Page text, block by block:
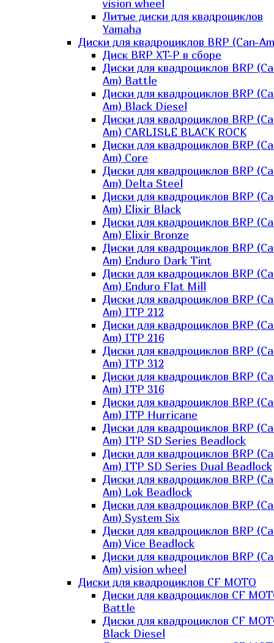
vision wheel
Литые диски для квадроциклов
Yamaha
Диски для квадроциклов BRP (Can-
Диск BRP XT-P в сборе
Диски для квадроциклов BRP
Am) Battle
Диски для квадроциклов BRP
Am) Black Diesel
Диски для квадроциклов BRP
Am) CARLISLE BLACK ROCK
Диски для квадроциклов BRP
Am) Core
Диски для квадроциклов BRP
Am) Delta Steel
Диски для квадроциклов BRP
Am) Elixir Black
Диски для квадроциклов BRP
Am) Elixir Bronze
Диски для квадроциклов BRP
Am) Enduro Dark Tint
Диски для квадроциклов BRP
Am) Enduro Flat Mill
Диски для квадроциклов BRP
Am) ITP 212
Диски для квадроциклов BRP
Am) ITP 216
Диски для квадроциклов BRP
Am) ITP 312
Диски для квадроциклов BRP
Am) ITP 316
Диски для квадроциклов BRP
Am) ITP Hurricane
Диски для квадроциклов BRP
Am) ITP SD Series Beadlock
Диски для квадроциклов BRP
Am) ITP SD Series Dual Beadlock
Диски для квадроциклов BRP
Am) Lok Beadlock
Диски для квадроциклов BRP
Am) System Six
Диски для квадроциклов BRP
Am) Vice Beadlock
Диски для квадроциклов BRP
Am) vision wheel
Диски для квадроциклов CF MOTO
Диски для квадроциклов CF
Battle
Диски для квадроциклов CF
Black Diesel